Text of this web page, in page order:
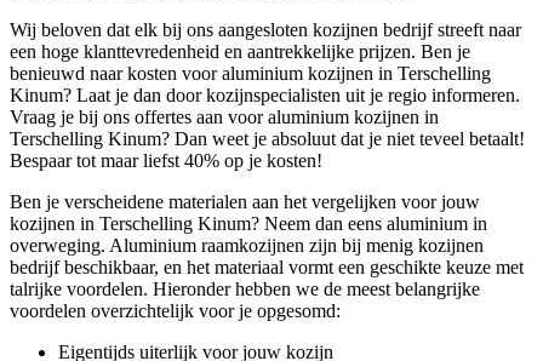
Wij beloven dat elk bij ons aangesloten kozijnen bedrijf streeft naar
een hoge klanttevredenheid en aantrekkelijke prijzen. Ben je
benieuwd naar kosten voor aluminium kozijnen in Terschelling
Kinum? Laat je dan door kozijnspecialisten uit je regio informeren.
Vraag je bij ons offertes aan voor aluminium kozijnen in
Terschelling Kinum? Dan weet je absoluut dat je niet teveel betaalt!
Bespaar tot maar liefst 40% op je kosten!
Ben je verscheidene materialen aan het vergelijken voor jouw
kozijnen in Terschelling Kinum? Neem dan eens aluminium in
overweging. Aluminium raamkozijnen zijn bij menig kozijnen
bedrijf beschikbaar, en het materiaal vormt een geschikte keuze met
talrijke voordelen. Hieronder hebben we de meest belangrijke
voordelen overzichtelijk voor je opgesomd:
Eigentijds uiterlijk voor jouw kozijn